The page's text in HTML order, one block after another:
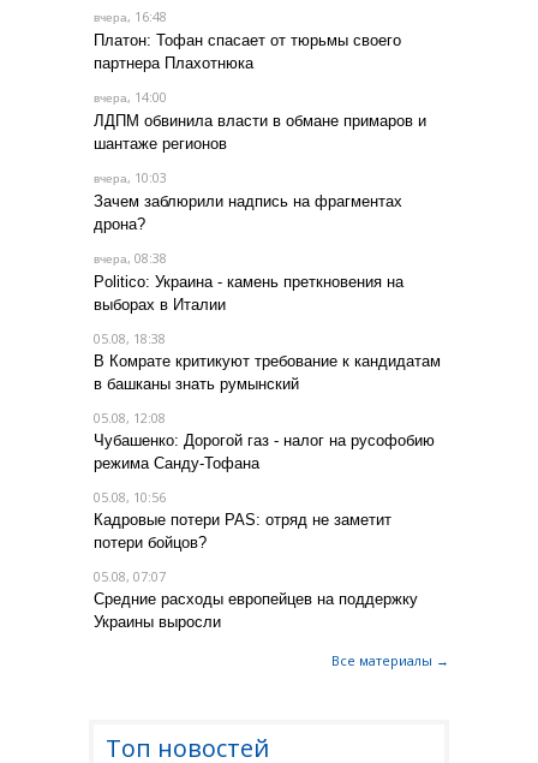
вчера, 16:48
Платон: Тофан спасает от тюрьмы своего
партнера Плахотнюка
вчера, 14:00
ЛДПМ обвинила власти в обмане примаров и
шантаже регионов
вчера, 10:03
Зачем заблюрили надпись на фрагментах
дрона?
вчера, 08:38
Politico: Украина - камень преткновения на
выборах в Италии
05.08, 18:38
В Комрате критикуют требование к кандидатам
в башканы знать румынский
05.08, 12:08
Чубашенко: Дорогой газ - налог на русофобию
режима Санду-Тофана
05.08, 10:56
Кадровые потери PAS: отряд не заметит
потери бойцов?
05.08, 07:07
Средние расходы европейцев на поддержку
Украины выросли
Все материалы →
Топ новостей